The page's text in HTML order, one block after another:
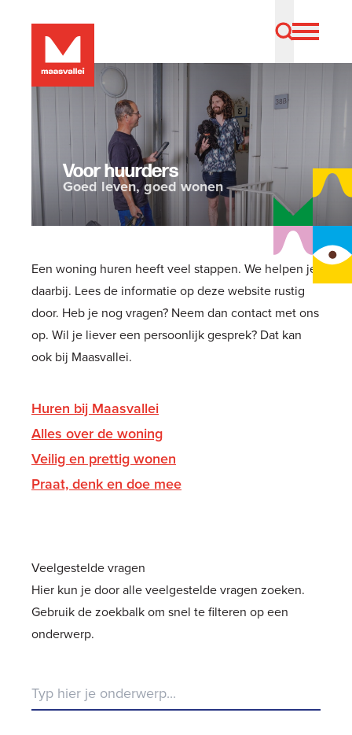
Voor huurders
Goed leven, goed wonen
Een woning huren heeft veel stappen. We helpen je
daarbij. Lees de informatie op deze website rustig
door. Heb je nog vragen? Neem dan contact met ons
op. Wil je liever een persoonlijk gesprek? Dat kan
ook bij Maasvallei.
Huren bij Maasvallei
Alles over de woning
Veilig en prettig wonen
Praat, denk en doe mee
Veelgestelde vragen
Hier kun je door alle veelgestelde vragen zoeken.
Gebruik de zoekbalk om snel te filteren op een
onderwerp.